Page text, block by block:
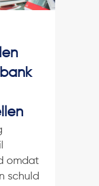
omdat
schuld